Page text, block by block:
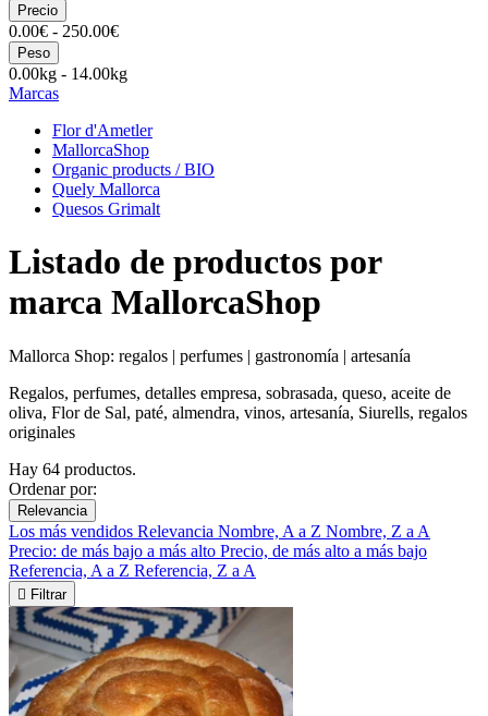
Precio
0.00€ - 250.00€
Peso
0.00kg - 14.00kg
Marcas
Flor d'Ametler
MallorcaShop
Organic products / BIO
Quely Mallorca
Quesos Grimalt
Listado de productos por
marca MallorcaShop
Mallorca Shop: regalos | perfumes | gastronomía | artesanía
Regalos, perfumes, detalles empresa, sobrasada, queso, aceite de
oliva, Flor de Sal, paté, almendra, vinos, artesanía, Siurells, regalos
originales
Hay 64 productos.
Ordenar por:
Relevancia
Los más vendidos Relevancia Nombre, A a Z Nombre, Z a A
Precio: de más bajo a más alto Precio, de más alto a más bajo
Referencia, A a Z Referencia, Z a A
 Filtrar